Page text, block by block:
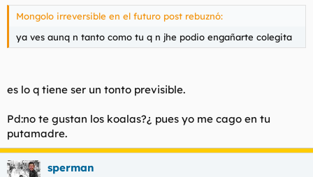
Mongolo irreversible en el futuro post rebuznó:
ya ves aunq n tanto como tu q n jhe podio engañarte colegita
es lo q tiene ser un tonto previsible.
Pd:no te gustan los koalas?¿ pues yo me cago en tu
putamadre.
sperman